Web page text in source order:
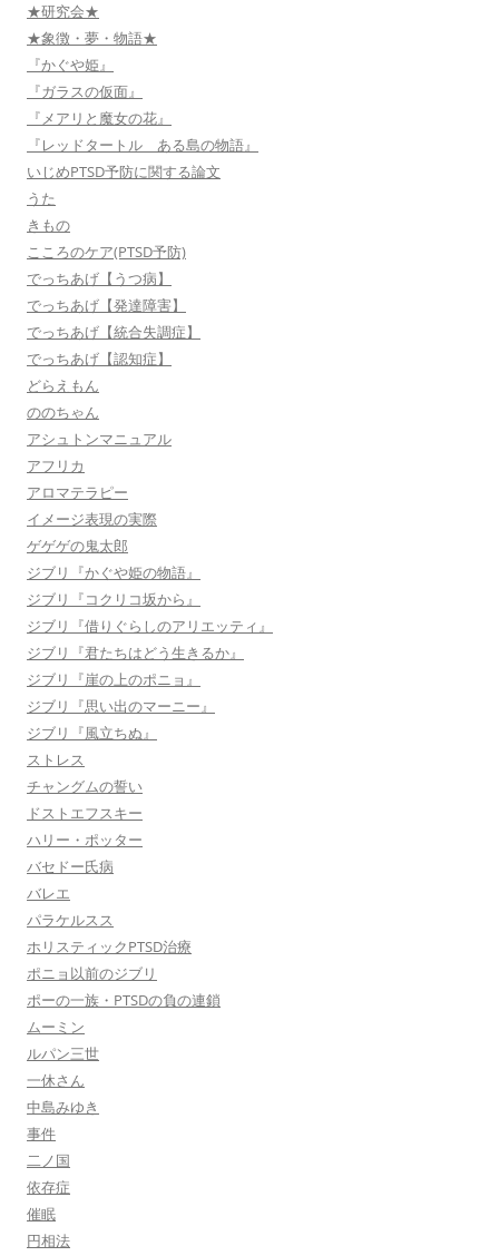
★研究会★
★象徴・夢・物語★
『かぐや姫』
『ガラスの仮面』
『メアリと魔女の花』
『レッドタートル ある島の物語』
いじめPTSD予防に関する論文
うた
きもの
こころのケア(PTSD予防)
でっちあげ【うつ病】
でっちあげ【発達障害】
でっちあげ【統合失調症】
でっちあげ【認知症】
どらえもん
ののちゃん
アシュトンマニュアル
アフリカ
アロマテラピー
イメージ表現の実際
ゲゲゲの鬼太郎
ジブリ『かぐや姫の物語』
ジブリ『コクリコ坂から』
ジブリ『借りぐらしのアリエッティ』
ジブリ『君たちはどう生きるか』
ジブリ『崖の上のポニョ』
ジブリ『思い出のマーニー』
ジブリ『風立ちぬ』
ストレス
チャングムの誓い
ドストエフスキー
ハリー・ポッター
バセドー氏病
バレエ
パラケルスス
ホリスティックPTSD治療
ポニョ以前のジブリ
ポーの一族・PTSDの負の連鎖
ムーミン
ルパン三世
一休さん
中島みゆき
事件
二ノ国
依存症
催眠
円相法